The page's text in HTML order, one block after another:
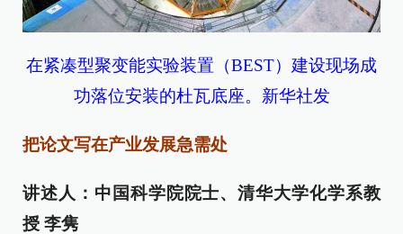
在紧凑型聚变能实验装置（BEST）建设现场成
功落位安装的杜瓦底座。新华社发
把论文写在产业发展急需处
讲述人：中国科学院院士、清华大学化学系教
授 李隽